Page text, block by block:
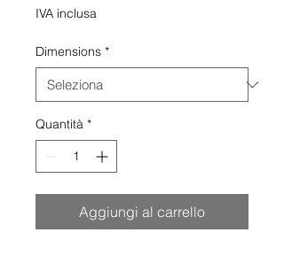
IVA inclusa
Dimensions *
Quantità *
Aggiungi al carrello